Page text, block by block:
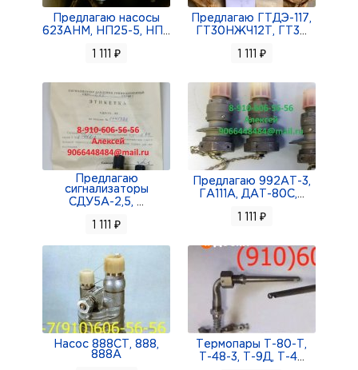
Предлагаю насосы
623АНМ, НП25-5, НП
1 111 ₽
Предлагаю ГТДЭ-117,
ГТ30НЖЧ12Т, ГТ3
1 111 ₽
Предлагаю
сигнализаторы
СДУ5А-2,5,
1 111 ₽
Предлагаю 992АТ-3,
ГА111А, ДАТ-80С,
1 111 ₽
Насос 888СТ, 888,
888А
Термопары Т-80-Т,
Т-48-3, Т-9Д, Т-4...